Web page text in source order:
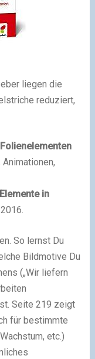
liegen die
reduziert,
in
So lernst Du
Bildmotive Du
(„Wir liefern
Seite 219 zeigt
für bestimmte
etc.)